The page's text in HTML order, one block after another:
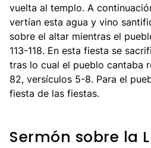
vuelta al templo. A
vertían esta agua y vino
sobre el altar mientras el
113-118. En esta fiesta se
tras lo cual el pueblo cantaba
82, versículos 5-8. Para el
fiesta de las fiestas.
Sermón sobre la